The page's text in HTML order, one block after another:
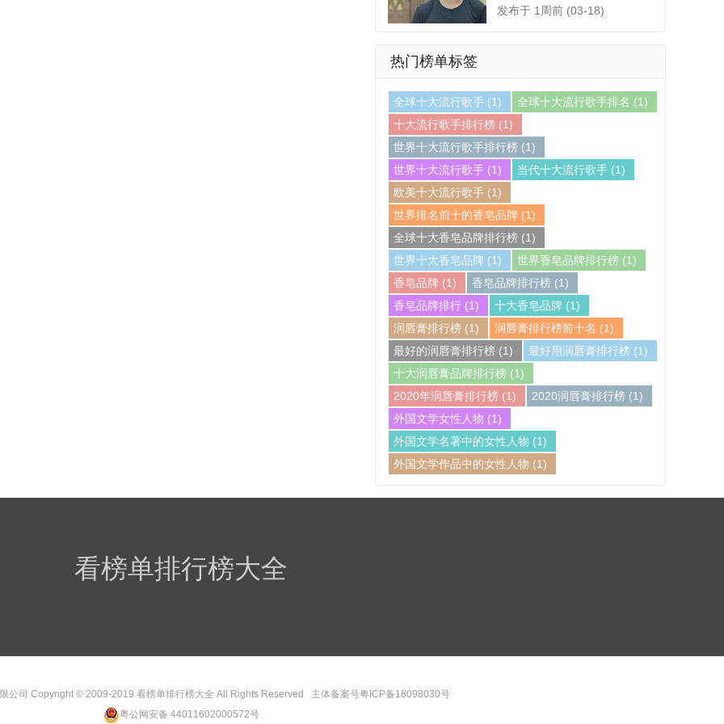
发布于 1周前 (03-18)
热门榜单标签
全球十大流行歌手 (1) 全球十大流行歌手排名 (1)
十大流行歌手排行榜 (1)
世界十大流行歌手排行榜 (1)
世界十大流行歌手 (1) 当代十大流行歌手 (1)
欧美十大流行歌手 (1)
世界排名前十的香皂品牌 (1)
全球十大香皂品牌排行榜 (1)
世界十大香皂品牌 (1) 世界香皂品牌排行榜 (1)
香皂品牌 (1) 香皂品牌排行榜 (1)
香皂品牌排行 (1) 十大香皂品牌 (1)
润唇膏排行榜 (1) 润唇膏排行榜前十名 (1)
最好的润唇膏排行榜 (1) 最好用润唇膏排行榜 (1)
十大润唇膏品牌排行榜 (1)
2020年润唇膏排行榜 (1) 2020润唇膏排行榜 (1)
外国文学女性人物 (1)
外国文学名著中的女性人物 (1)
外国文学作品中的女性人物 (1)
看榜单排行榜大全
公司 Copyright © 2009-2019 看榜单排行榜大全 All Rights Reserved 主体备案号粤ICP备18098030号
粤公网安备 44011602000572号